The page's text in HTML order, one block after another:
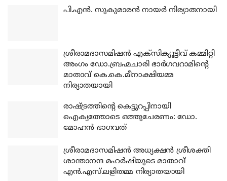
പി.എന്‍. സുകുമാരന്‍ നായര്‍ നിര്യാതനായി
ശ്രീരാമദാസമിഷന്‍ എക്‌സിക്യൂട്ടീവ് കമ്മിറ്റി
അംഗം ഡോ.ബ്രഹ്മചാരി ഭാര്‍ഗവറാമിന്റെ
മാതാവ് കെ.കെ.മീനാക്ഷിയമ്മ
നിര്യാതയായി
രാഷ്ട്രത്തിന്റെ കെട്ടുറപ്പിനായി
ഐക്യത്തോടെ ഒത്തുചേരണം: ഡോ.
മോഹന്‍ ഭാഗവത്
ശ്രീരാമദാസമിഷന്‍ അധ്യക്ഷന്‍ ശ്രീശക്തി
ശാന്താനന്ദ മഹര്‍ഷിയുടെ മാതാവ്
എന്‍.എസ്.ലളിതമ്മ നിര്യാതയായി